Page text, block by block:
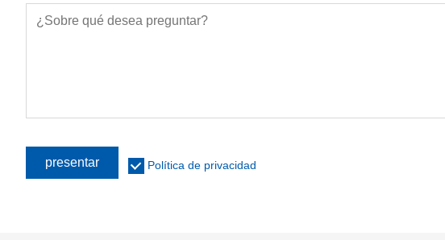
presentar Política de privacidad